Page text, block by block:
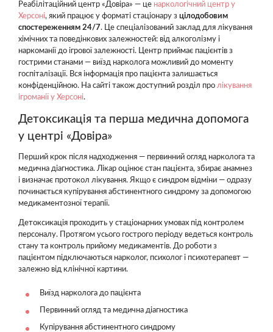
Реабілітаційний центр «Довіра» — це наркологічний центр у
Херсоні, який працює у форматі стаціонару з цілодобовим
спостереженням 24/7. Це спеціалізований заклад для лікування
хімічних та поведінкових залежностей: від алкоголізму і
наркоманії до ігрової залежності. Центр приймає пацієнтів з
гострими станами — виїзд нарколога можливий до моменту
госпіталізації. Вся інформація про пацієнта залишається
конфіденційною. На сайті також доступний розділ про лікування
ігроманії у Херсоні.
Детоксикація та перша медична допомога
у центрі «Довіра»
Перший крок після надходження — первинний огляд нарколога та
медична діагностика. Лікар оцінює стан пацієнта, збирає анамнез
і визначає протокол лікування. Якщо є синдром відміни — одразу
починається купірування абстинентного синдрому за допомогою
медикаментозної терапії.
Детоксикація проходить у стаціонарних умовах під контролем
персоналу. Протягом усього гострого періоду ведеться контроль
стану та контроль прийому медикаментів. До роботи з
пацієнтом підключаються нарколог, психолог і психотерапевт —
залежно від клінічної картини.
Виїзд нарколога до пацієнта
Первинний огляд та медична діагностика
Купірування абстинентного синдрому